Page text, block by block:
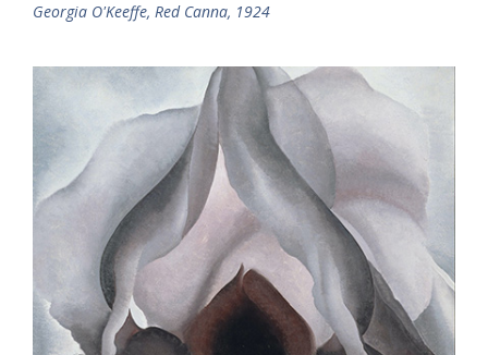
Georgia O'Keeffe, Red Canna, 1924